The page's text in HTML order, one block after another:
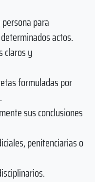
para
actos.
claros y
formuladas por
sus conclusiones
penitenciarias o